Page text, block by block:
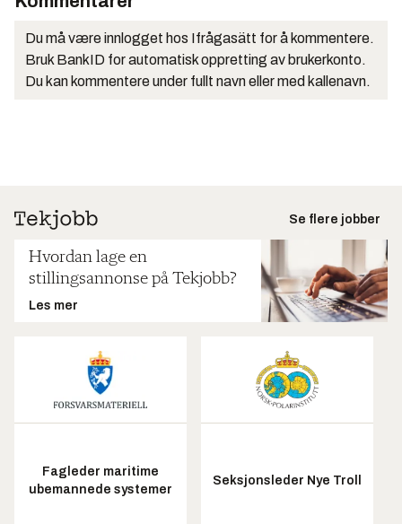
Du må være innlogget hos Ifrågasätt for å kommentere.
Bruk BankID for automatisk oppretting av brukerkonto.
Du kan kommentere under fullt navn eller med kallenavn.
Se flere jobber
Hvordan lage en
stillingsannonse på Tekjobb?
Les mer
Fagleder maritime
ubemannede systemer
Seksjonsleder Nye Troll